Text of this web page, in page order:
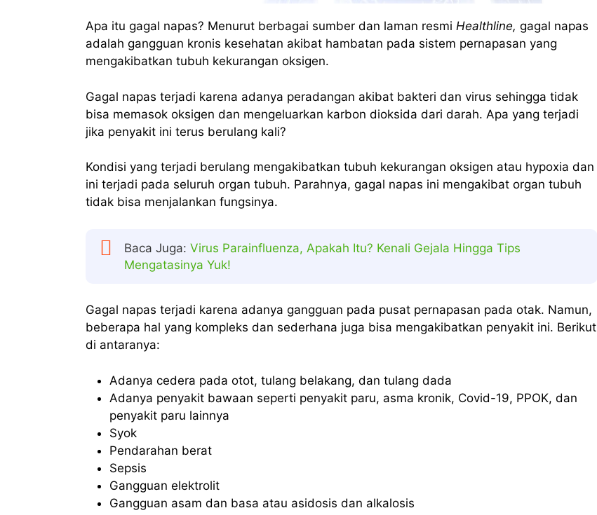
Apa itu gagal napas? Menurut berbagai sumber dan laman resmi Healthline, gagal napas
adalah gangguan kronis kesehatan akibat hambatan pada sistem pernapasan yang
mengakibatkan tubuh kekurangan oksigen.
Gagal napas terjadi karena adanya peradangan akibat bakteri dan virus sehingga tidak
bisa memasok oksigen dan mengeluarkan karbon dioksida dari darah. Apa yang terjadi
jika penyakit ini terus berulang kali?
Kondisi yang terjadi berulang mengakibatkan tubuh kekurangan oksigen atau hypoxia dan
ini terjadi pada seluruh organ tubuh. Parahnya, gagal napas ini mengakibat organ tubuh
tidak bisa menjalankan fungsinya.
Baca Juga: Virus Parainfluenza, Apakah Itu? Kenali Gejala Hingga Tips
Mengatasinya Yuk!
Gagal napas terjadi karena adanya gangguan pada pusat pernapasan pada otak. Namun,
beberapa hal yang kompleks dan sederhana juga bisa mengakibatkan penyakit ini. Berikut
di antaranya:
Adanya cedera pada otot, tulang belakang, dan tulang dada
Adanya penyakit bawaan seperti penyakit paru, asma kronik, Covid-19, PPOK, dan
penyakit paru lainnya
Syok
Pendarahan berat
Sepsis
Gangguan elektrolit
Gangguan asam dan basa atau asidosis dan alkalosis